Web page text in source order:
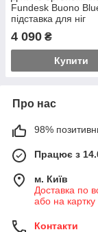
Fundesk Buono
підставка для ніг
4 090 ₴
Купити
Про нас
98%
Працює з
м. Київ
Доставка по
або на картку
Контакти